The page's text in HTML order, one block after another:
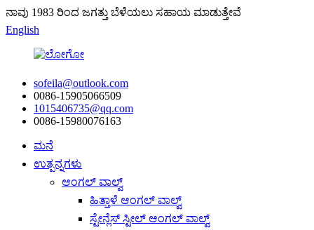
ನಾವು 1983 ರಿಂದ ಜಗತ್ತು ಬೆಳೆಯಲು ಸಹಾಯ ಮಾಡುತ್ತೇವೆ
English
sofeila@outlook.com
0086-15905066509
1015406735@qq.com
0086-15980076163
ಮನೆ
ಉತ್ಪನ್ನಗಳು
ಆಂಗಲ್ ವಾಲ್ವ್
ಹಿತ್ತಾಳೆ ಆಂಗಲ್ ವಾಲ್ವ್
ಸ್ಟೇನ್ಲೆಸ್ ಸ್ಟೀಲ್ ಆಂಗಲ್ ವಾಲ್ವ್